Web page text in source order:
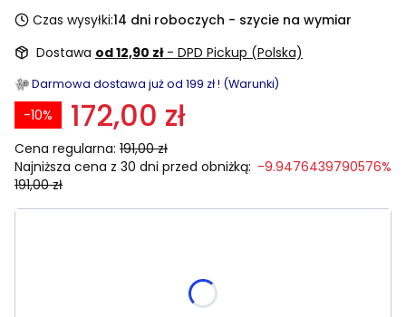
Czas wysyłki:14 dni roboczych - szycie na wymiar
Dostawa od 12,90 zł - DPD Pickup (Polska)
Darmowa dostawa już od 199 zł ! (Warunki)
172,00 zł
Cena regularna: 191,00 zł
-10%
Najniższa cena z 30 dni przed obniżką:
191,00 zł
-9.9476439790576%
skracania, wymiar po skróceniu [cm]